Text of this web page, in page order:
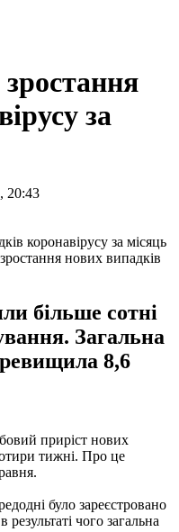
за
20:43
нових випадків
більше сотні
Загальна
8,6
приріст нових
тижні. Про це
було зареєстровано
чого загальна